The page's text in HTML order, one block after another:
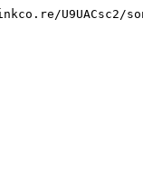
U9UACsc2/